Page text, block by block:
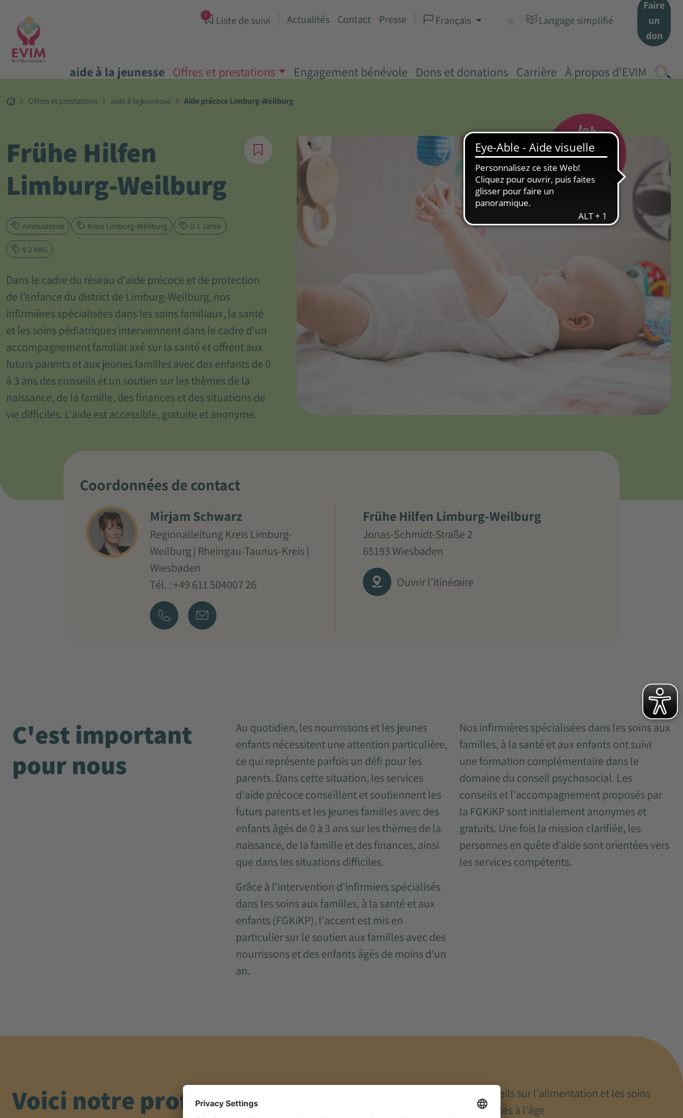
aide à la jeunesse Offres et prestations Engagement bénévole Dons et donations Carrière À propos d'EVIM
0 Liste de suivi Actualités Contact Presse Français Langage simplifié
Faire
un
don
Offres et prestations aide à la jeunesse Aide précoce Limburg-Weilburg
Frühe Hilfen
Limburg-Weilburg
Ambulatoire Kreis Limburg-Weilburg 0-1 Jahre
§ 2 KKG
Dans le cadre du réseau d'aide précoce et de protection
de l'enfance du district de Limburg-Weilburg, nos
infirmières spécialisées dans les soins familiaux, la santé
et les soins pédiatriques interviennent dans le cadre d'un
accompagnement familial axé sur la santé et offrent aux
futurs parents et aux jeunes familles avec des enfants de 0
à 3 ans des conseils et un soutien sur les thèmes de la
naissance, de la famille, des finances et des situations de
vie difficiles. L'aide est accessible, gratuite et anonyme.
Coordonnées de contact
Mirjam Schwarz
Regionalleitung Kreis Limburg-
Weilburg | Rheingau-Taunus-Kreis |
Wiesbaden
Tél. : +49 611 504007 26
Frühe Hilfen Limburg-Weilburg
Jonas-Schmidt-Straße 2
65193 Wiesbaden
Ouvrir l’itinéraire
C'est important
pour nous
Au quotidien, les nourrissons et les jeunes
enfants nécessitent une attention particulière,
ce qui représente parfois un défi pour les
parents. Dans cette situation, les services
d'aide précoce conseillent et soutiennent les
futurs parents et les jeunes familles avec des
enfants âgés de 0 à 3 ans sur les thèmes de la
naissance, de la famille et des finances, ainsi
que dans les situations difficiles.
Grâce à l'intervention d'infirmiers spécialisés
dans les soins aux familles, à la santé et aux
enfants (FGKiKP), l'accent est mis en
particulier sur le soutien aux familles avec des
nourrissons et des enfants âgés de moins d'un
an.
Nos infirmières spécialisées dans les soins aux
familles, à la santé et aux enfants ont suivi
une formation complémentaire dans le
domaine du conseil psychosocial. Les
conseils et l'accompagnement proposés par
la FGKiKP sont initialement anonymes et
gratuits. Une fois la mission clarifiée, les
personnes en quête d'aide sont orientées vers
les services compétents.
Voici notre profil
naissance, de la famille, des finances ou
Conseils sur l'alimentation et les soins
adaptés à l'âge